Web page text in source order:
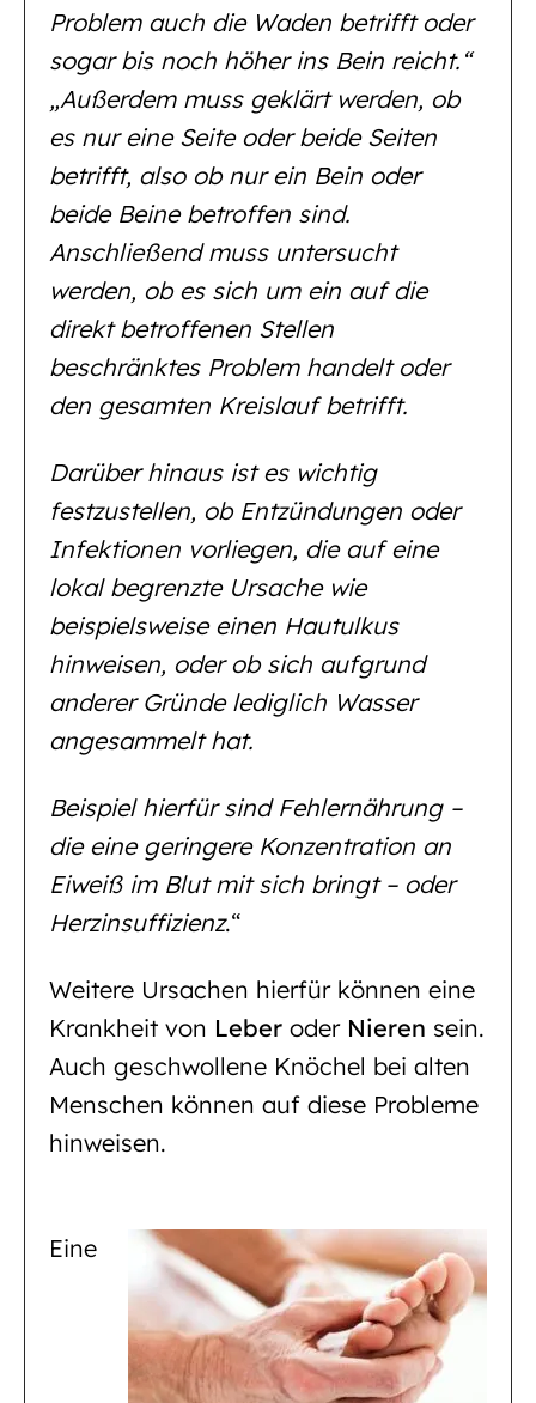
Problem auch die Waden betrifft oder
sogar bis noch höher ins Bein reicht.“
„Außerdem muss geklärt werden, ob
es nur eine Seite oder beide Seiten
betrifft, also ob nur ein Bein oder
beide Beine betroffen sind.
Anschließend muss untersucht
werden, ob es sich um ein auf die
direkt betroffenen Stellen
beschränktes Problem handelt oder
den gesamten Kreislauf betrifft.
Darüber hinaus ist es wichtig
festzustellen, ob Entzündungen oder
Infektionen vorliegen, die auf eine
lokal begrenzte Ursache wie
beispielsweise einen Hautulkus
hinweisen, oder ob sich aufgrund
anderer Gründe lediglich Wasser
angesammelt hat.
Beispiel hierfür sind Fehlernährung –
die eine geringere Konzentration an
Eiweiß im Blut mit sich bringt – oder
Herzinsuffizienz.“
Weitere Ursachen hierfür können eine
Krankheit von Leber oder Nieren sein.
Auch geschwollene Knöchel bei alten
Menschen können auf diese Probleme
hinweisen.
Eine